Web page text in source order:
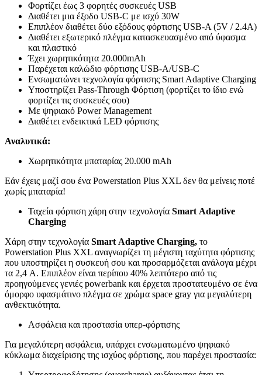
Φορτίζει έως 3 φορητές συσκευές USB
Διαθέτει μια έξοδο USB-C με ισχύ 30W
Επιπλέον διαθέτει δύο εξόδους φόρτισης USB-A (5V / 2.4A)
Διαθέτει εξωτερικό πλέγμα κατασκευασμένο από ύφασμα
και πλαστικό
Έχει χωρητικότητα 20.000mAh
Παρέχεται καλώδιο φόρτισης USB-A/USB-C
Ενσωματώνει τεχνολογία φόρτισης Smart Adaptive Charging
Υποστηρίζει Pass-Through Φόρτιση (φορτίζει το ίδιο ενώ
φορτίζει τις συσκευές σου)
Με ψηφιακό Power Management
Διαθέτει ενδεικτικά LED φόρτισης
Αναλυτικά:
Χωρητικότητα μπαταρίας 20.000 mAh
Εάν έχεις μαζί σου ένα Powerstation Plus XXL δεν θα μείνεις ποτέ
χωρίς μπαταρία!
Ταχεία φόρτιση χάρη στην τεχνολογία Smart Adaptive
Charging
Χάρη στην τεχνολογία Smart Adaptive Charging, το
Powerstation Plus XXL αναγνωρίζει τη μέγιστη ταχύτητα φόρτισης
που υποστηρίζει η συσκευή σου και προσαρμόζεται ανάλογα μέχρι
τα 2,4 A. Επιπλέον είναι περίπου 40% λεπτότερο από τις
προηγούμενες γενιές powerbank και έρχεται προστατευμένο σε ένα
όμορφο υφασμάτινο πλέγμα σε χρώμα space gray για μεγαλύτερη
ανθεκτικότητα.
Ασφάλεια και προστασία υπερ-φόρτισης
Για μεγαλύτερη ασφάλεια, υπάρχει ενσωματωμένο ψηφιακό
κύκλωμα διαχείρισης της ισχύος φόρτισης, που παρέχει προστασία: